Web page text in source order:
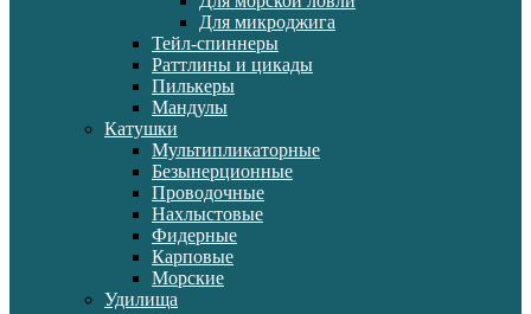
Для микроджига
Тейл-спиннеры
Раттлины и цикады
Пилькеры
Мандулы
Катушки
Мультипликаторные
Безынерционные
Проводочные
Нахлыстовые
Фидерные
Карповые
Морские
Удилища